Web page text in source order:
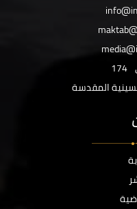
174
المقدسة